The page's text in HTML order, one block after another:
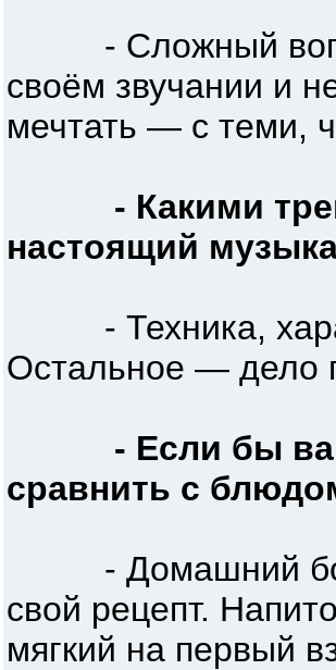
- Сложный
своём звучании и
мечтать — с теми,
- Какими
настоящий
- Техника,
Остальное — дело
- Если бы
сравнить с
- Домашний
свой рецепт.
мягкий на первый